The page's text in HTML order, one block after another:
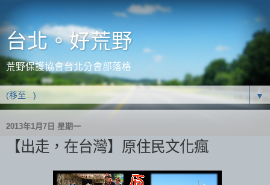
台北。好荒野
荒野保護協會台北分會部落格
▼
2013年1月7日 星期一
【出走，在台灣】原住民文化瘋